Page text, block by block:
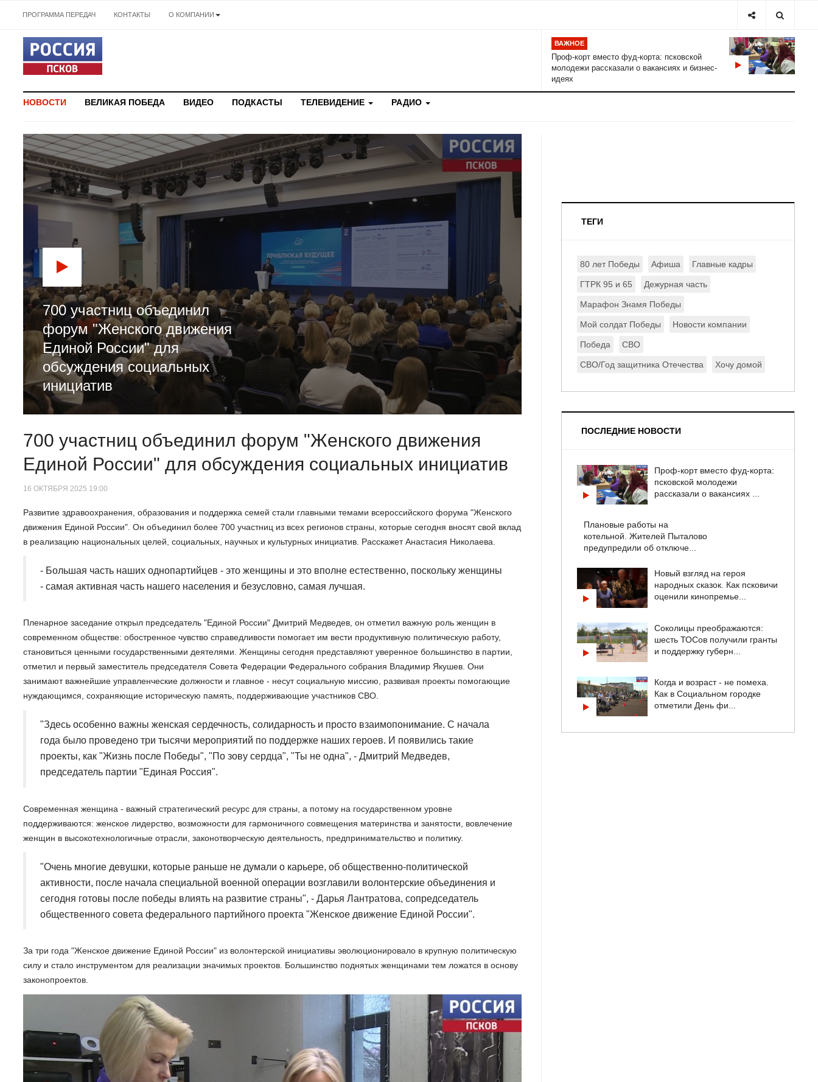
ПРОГРАММА ПЕРЕДАЧ КОНТАКТЫ О КОМПАНИИ
ВАЖНОЕ
Проф-корт вместо фуд-корта: псковской
молодежи рассказали о вакансиях и бизнес-
идеях
НОВОСТИ ВЕЛИКАЯ ПОБЕДА ВИДЕО ПОДКАСТЫ ТЕЛЕВИДЕНИЕ РАДИО
700 участниц объединил
форум "Женского движения
Единой России" для
обсуждения социальных
инициатив
700 участниц объединил форум "Женского движения
Единой России" для обсуждения социальных инициатив
16 ОКТЯБРЯ 2025 19:00
Развитие здравоохранения, образования и поддержка семей стали главными темами всероссийского форума "Женского
движения Единой России". Он объединил более 700 участниц из всех регионов страны, которые сегодня вносят свой вклад
в реализацию национальных целей, социальных, научных и культурных инициатив. Расскажет Анастасия Николаева.
- Большая часть наших однопартийцев - это женщины и это вполне естественно, поскольку женщины
- самая активная часть нашего населения и безусловно, самая лучшая.
Пленарное заседание открыл председатель "Единой России" Дмитрий Медведев, он отметил важную роль женщин в
современном обществе: обостренное чувство справедливости помогает им вести продуктивную политическую работу,
становиться ценными государственными деятелями. Женщины сегодня представляют уверенное большинство в партии,
отметил и первый заместитель председателя Совета Федерации Федерального собрания Владимир Якушев. Они
занимают важнейшие управленческие должности и главное - несут социальную миссию, развивая проекты помогающие
нуждающимся, сохраняющие историческую память, поддерживающие участников СВО.
"Здесь особенно важны женская сердечность, солидарность и просто взаимопонимание. С начала
года было проведено три тысячи мероприятий по поддержке наших героев. И появились такие
проекты, как "Жизнь после Победы", "По зову сердца", "Ты не одна", - Дмитрий Медведев,
председатель партии "Единая Россия".
Современная женщина - важный стратегический ресурс для страны, а потому на государственном уровне
поддерживаются: женское лидерство, возможности для гармоничного совмещения материнства и занятости, вовлечение
женщин в высокотехнологичные отрасли, законотворческую деятельность, предпринимательство и политику.
"Очень многие девушки, которые раньше не думали о карьере, об общественно-политической
активности, после начала специальной военной операции возглавили волонтерские объединения и
сегодня готовы после победы влиять на развитие страны", - Дарья Лантратова, сопредседатель
общественного совета федерального партийного проекта "Женское движение Единой России".
За три года "Женское движение Единой России" из волонтерской инициативы эволюционировало в крупную политическую
силу и стало инструментом для реализации значимых проектов. Большинство поднятых женщинами тем ложатся в основу
законопроектов.
ТЕГИ
80 лет Победы Афиша Главные кадры
ГТРК 95 и 65 Дежурная часть
Марафон Знамя Победы
Мой солдат Победы Новости компании
Победа СВО
СВО/Год защитника Отечества Хочу домой
ПОСЛЕДНИЕ НОВОСТИ
Проф-корт вместо фуд-корта:
псковской молодежи
рассказали о вакансиях ...
Плановые работы на
котельной. Жителей Пыталово
предупредили об отключе...
Новый взгляд на героя
народных сказок. Как псковичи
оценили кинопремье...
Соколицы преображаются:
шесть ТОСов получили гранты
и поддержку губерн...
Когда и возраст - не помеха.
Как в Социальном городке
отметили День фи...